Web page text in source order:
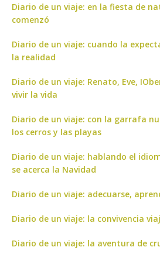
Diario de un viaje: en la fiesta de
comenzó
Diario de un viaje: cuando la
la realidad
Diario de un viaje: Renato, Eve,
vivir la vida
Diario de un viaje: con la garrafa
los cerros y las playas
Diario de un viaje: hablando el
se acerca la Navidad
Diario de un viaje: adecuarse,
Diario de un viaje: la convivencia
Diario de un viaje: la aventura de